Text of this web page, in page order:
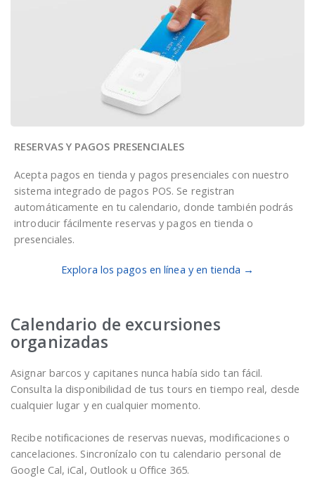
RESERVAS Y PAGOS PRESENCIALES
Acepta pagos en tienda y pagos presenciales con nuestro
sistema integrado de pagos POS. Se registran
automáticamente en tu calendario, donde también podrás
introducir fácilmente reservas y pagos en tienda o
presenciales.
Explora los pagos en línea y en tienda →
Calendario de excursiones
organizadas
Asignar barcos y capitanes nunca había sido tan fácil.
Consulta la disponibilidad de tus tours en tiempo real, desde
cualquier lugar y en cualquier momento.
Recibe notificaciones de reservas nuevas, modificaciones o
cancelaciones. Sincronízalo con tu calendario personal de
Google Cal, iCal, Outlook u Office 365.